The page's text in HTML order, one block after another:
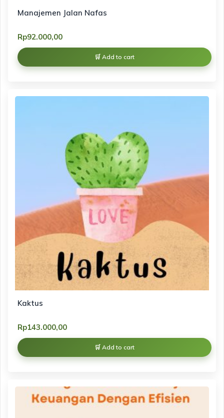
Manajemen Jalan Nafas
Rp92.000,00
Add to cart
Kaktus
Rp143.000,00
Add to cart